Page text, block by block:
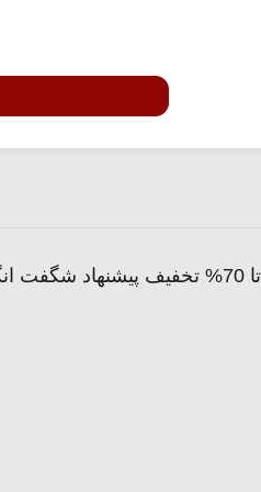
سبز